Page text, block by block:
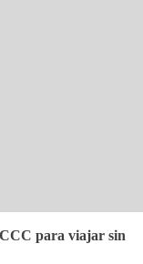
para viajar sin